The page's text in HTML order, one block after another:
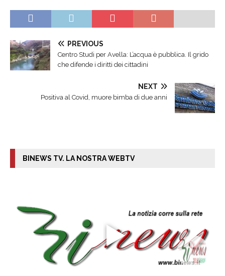
PREVIOUS
Centro Studi per Avella: L’acqua è pubblica. Il grido
che difende i diritti dei cittadini
NEXT
Positiva al Covid, muore bimba di due anni
BINEWS TV. LA NOSTRA WEBTV